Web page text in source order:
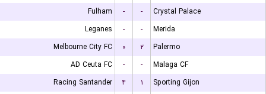
Fulham
- -
Crystal Palace
Leganes
- -
Merida
Melbourne City FC
۰ ۲
Palermo
AD Ceuta FC
- -
Malaga CF
Racing Santander
۴ ۱
Sporting Gijon